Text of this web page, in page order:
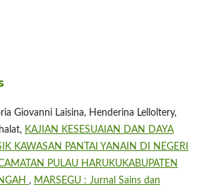
Giovanni Laisina, Henderina Lelloltery,
KAJIAN KESESUAIAN DAN DAYA
KAWASAN PANTAI YANAIN DI NEGERI
PULAU HARUKUKABUPATEN
, MARSEGU : Jurnal Sains dan